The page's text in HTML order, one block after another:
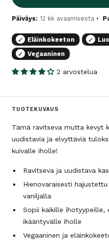
Päiväys: 12 kk avaamisesta
✓ Eläinkokeeton ✓
✓
Vegaaninen
2 arvostelua
TUOTEKUVAUS
Tämä ravitseva mutta kevyt
uudistavia ja elvyttäviä
kuivalle iholle!
Ravitseva ja uudistava
Hienovaraisesti
vaniljalla
Sopii kaikille ihotyypeille,
ikääntyvälle iholle
Vegaaninen ja